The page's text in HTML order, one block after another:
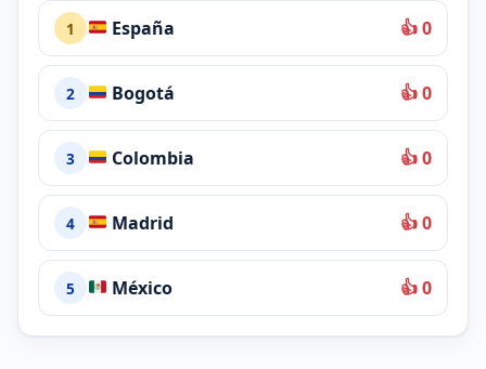
1 España 👍 0
2 Bogotá 👍 0
3 Colombia 👍 0
4 Madrid 👍 0
5 México 👍 0